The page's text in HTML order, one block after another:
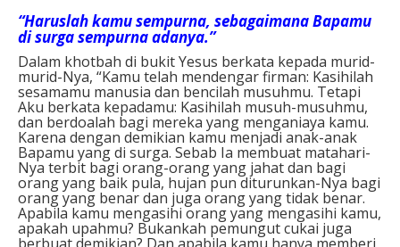
“Haruslah kamu sempurna, sebagaimana Bapamu
di surga sempurna adanya.”
Dalam khotbah di bukit Yesus berkata kepada murid-
murid-Nya, “Kamu telah mendengar firman: Kasihilah
sesamamu manusia dan bencilah musuhmu. Tetapi
Aku berkata kepadamu: Kasihilah musuh-musuhmu,
dan berdoalah bagi mereka yang menganiaya kamu.
Karena dengan demikian kamu menjadi anak-anak
Bapamu yang di surga. Sebab Ia membuat matahari-
Nya terbit bagi orang-orang yang jahat dan bagi
orang yang baik pula, hujan pun diturunkan-Nya bagi
orang yang benar dan juga orang yang tidak benar.
Apabila kamu mengasihi orang yang mengasihi kamu,
apakah upahmu? Bukankah pemungut cukai juga